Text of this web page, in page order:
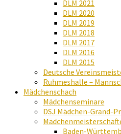
DLM 2021
DLM 2020
DLM 2019
DLM 2018
DLM 2017
DLM 2016
DLM 2015
Deutsche
Ruhmeshalle –
Mädchenschach
Mädchenseminare
DSJ Mädchen-Grand-
Baden-